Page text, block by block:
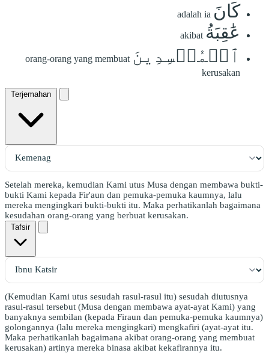
كَانَ adalah ia
عَٰقِبَةُ akibat
ٱلۡمُفۡسِدِينَ orang-orang yang membuat
kerusakan
Terjemahan
Setelah mereka, kemudian Kami utus Musa dengan membawa bukti-
bukti Kami kepada Fir'aun dan pemuka-pemuka kaumnya, lalu
mereka mengingkari bukti-bukti itu. Maka perhatikanlah bagaimana
kesudahan orang-orang yang berbuat kerusakan.
Tafsir
(Kemudian Kami utus sesudah rasul-rasul itu) sesudah diutusnya
rasul-rasul tersebut (Musa dengan membawa ayat-ayat Kami) yang
banyaknya sembilan (kepada Firaun dan pemuka-pemuka kaumnya)
golongannya (lalu mereka mengingkari) mengkafiri (ayat-ayat itu.
Maka perhatikanlah bagaimana akibat orang-orang yang membuat
kerusakan) artinya mereka binasa akibat kekafirannya itu.